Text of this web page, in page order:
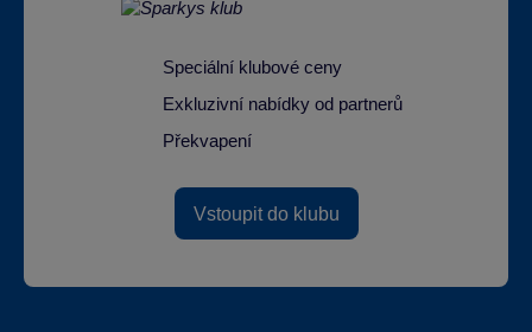
Speciální klubové ceny
Exkluzivní nabídky od partnerů
Překvapení
Vstoupit do klubu